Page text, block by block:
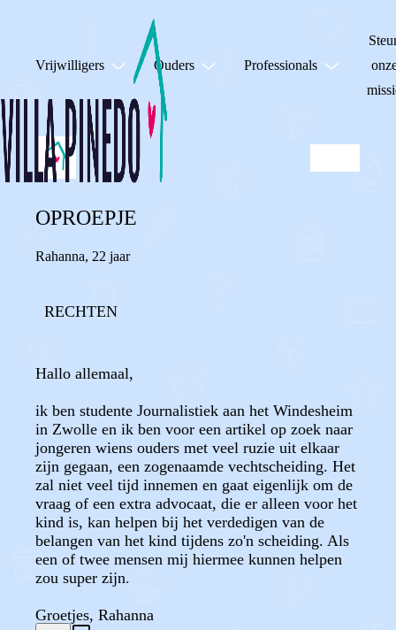
Vrijwilligers Ouders Professionals
OPROEPJE
Rahanna, 22 jaar
RECHTEN
Hallo allemaal,
ik ben studente Journalistiek aan het Windesheim
in Zwolle en ik ben voor een artikel op zoek naar
jongeren wiens ouders met veel ruzie uit elkaar
zijn gegaan, een zogenaamde vechtscheiding. Het
zal niet veel tijd innemen en gaat eigenlijk om de
vraag of een extra advocaat, die er alleen voor het
kind is, kan helpen bij het verdedigen van de
belangen van het kind tijdens zo'n scheiding. Als
een of twee mensen mij hiermee kunnen helpen
zou super zijn.
Groetjes, Rahanna